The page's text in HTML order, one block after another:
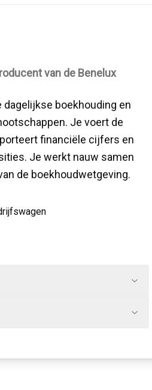
van de Benelux
boekhouding en
Je voert de
financiële cijfers en
Je werkt nauw samen
de boekhoudwetgeving.